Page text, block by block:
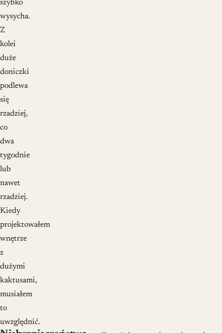
szybko
wysycha.
Z
kolei
duże
doniczki
podlewa
się
rzadziej,
co
dwa
tygodnie
lub
nawet
rzadziej.
Kiedy
projektowałem
wnętrze
z
dużymi
kaktusami,
musiałem
to
uwzględnić.